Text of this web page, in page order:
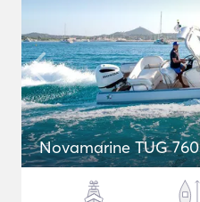
Novamarine TUG 760